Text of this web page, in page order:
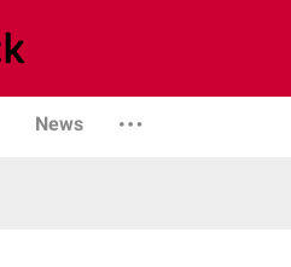
News